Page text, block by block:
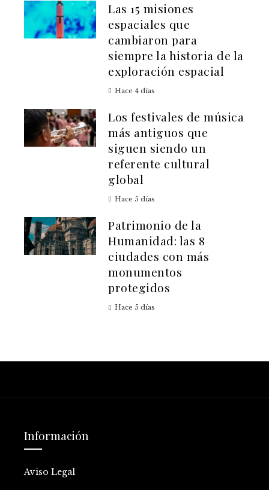
Las 15 misiones
espaciales que
cambiaron para
siempre la historia de la
exploración espacial
Hace 4 días
Los festivales de música
más antiguos que
siguen siendo un
referente cultural
global
Hace 5 días
Patrimonio de la
Humanidad: las 8
ciudades con más
monumentos
protegidos
Hace 5 días
Información
Aviso Legal